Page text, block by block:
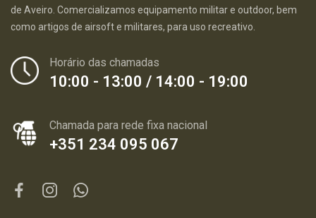
de Aveiro. Comercializamos equipamento militar e outdoor, bem
como artigos de airsoft e militares, para uso recreativo.
Horário das chamadas
10:00 - 13:00 / 14:00 - 19:00
Chamada para rede fixa nacional
+351 234 095 067